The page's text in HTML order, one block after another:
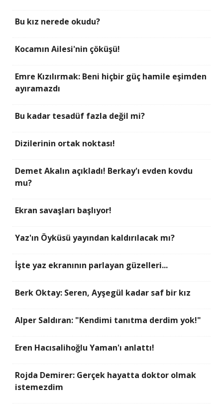
Bu kız nerede okudu?
Kocamın Ailesi'nin çöküşü!
Emre Kızılırmak: Beni hiçbir güç hamile eşimden
ayıramazdı
Bu kadar tesadüf fazla değil mi?
Dizilerinin ortak noktası!
Demet Akalın açıkladı! Berkay'ı evden kovdu
mu?
Ekran savaşları başlıyor!
Yaz'ın Öyküsü yayından kaldırılacak mı?
İşte yaz ekranının parlayan güzelleri...
Berk Oktay: Seren, Ayşegül kadar saf bir kız
Alper Saldıran: "Kendimi tanıtma derdim yok!"
Eren Hacısalihoğlu Yaman'ı anlattı!
Rojda Demirer: Gerçek hayatta doktor olmak
istemezdim